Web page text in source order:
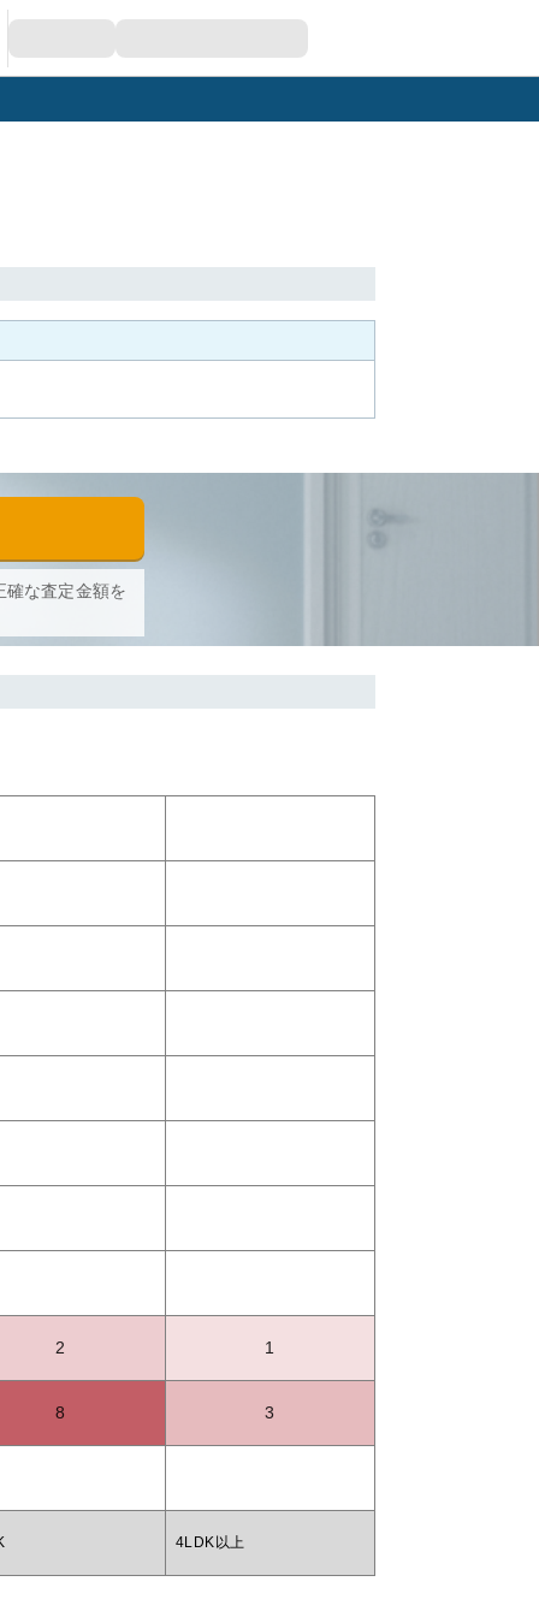
確な査定金額を
2 1
8 3
4LDK以上